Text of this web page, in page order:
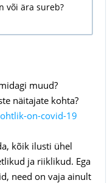
või ära sureb?
muud?
näitajate kohta?
on-covid-19
kõik ilusti ühel
ja riiklikud. Ega
need on vaja ainult